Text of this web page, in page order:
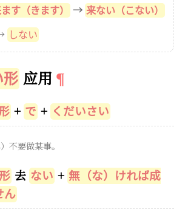
す（きます） → 来ない（こない）
しない
形 应用
+ で+ くだいさい
不要做某事。
去 ない+ 無（な）ければ成
ん